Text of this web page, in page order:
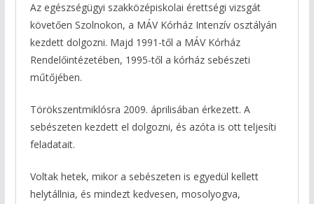
Az egészségügyi szakközépiskolai érettségi vizsgát
követően Szolnokon, a MÁV Kórház Intenzív osztályán
kezdett dolgozni. Majd 1991-től a MÁV Kórház
Rendelőintézetében, 1995-től a kórház sebészeti
műtőjében.
Törökszentmiklósra 2009. áprilisában érkezett. A
sebészeten kezdett el dolgozni, és azóta is ott teljesíti
feladatait.
Voltak hetek, mikor a sebészeten is egyedül kellett
helytállnia, és mindezt kedvesen, mosolyogva,